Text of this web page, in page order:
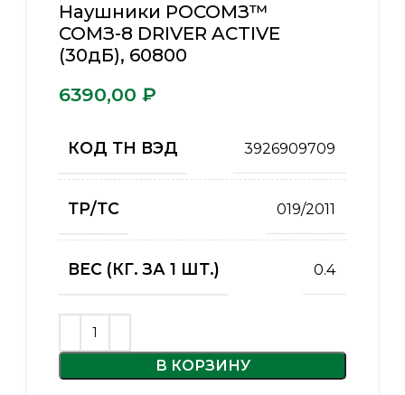
Наушники РОСОМЗ™
СОМЗ-8 DRIVER ACTIVE
(30дБ), 60800
₽
КОД ТН ВЭД 3926909709
ТР/ТС 019/2011
ВЕС (КГ. ЗА 1 ШТ.) 0.4
В КОРЗИНУ